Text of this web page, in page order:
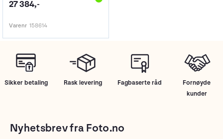
27 384,-
Varenr 158614
Sikker betaling Rask levering Fagbaserte råd
Fornøyde
kunder
Nyhetsbrev fra Foto.no